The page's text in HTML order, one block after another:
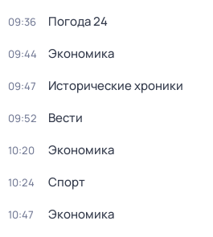
09:36 Погода 24
09:44 Экономика
09:47 Исторические хроники
09:52 Вести
10:20 Экономика
10:24 Спорт
10:47 Экономика